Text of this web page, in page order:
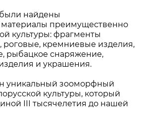
найдены
преимущественно
культуры: фрагменты
роговые, кремниевые изделия,
рыбацкое снаряжение,
и украшения.
уникальный зооморфный
культуры, который
III тысячелетия до нашей